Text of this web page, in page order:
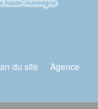
du site
Agence